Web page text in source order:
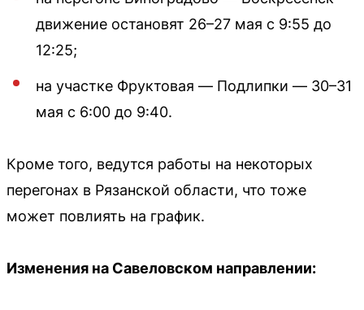
движение остановят 26–27 мая с 9:55 до
12:25;
на участке Фруктовая — Подлипки — 30–31
мая с 6:00 до 9:40.
Кроме того, ведутся работы на некоторых
перегонах в Рязанской области, что тоже
может повлиять на график.
Изменения на Савеловском направлении: